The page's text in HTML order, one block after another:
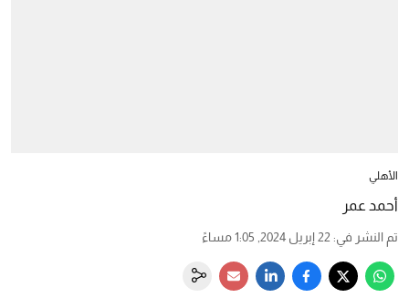
الأهلي
أحمد عمر
تم النشر في: 22 إبريل 2024, 1:05 مساءً